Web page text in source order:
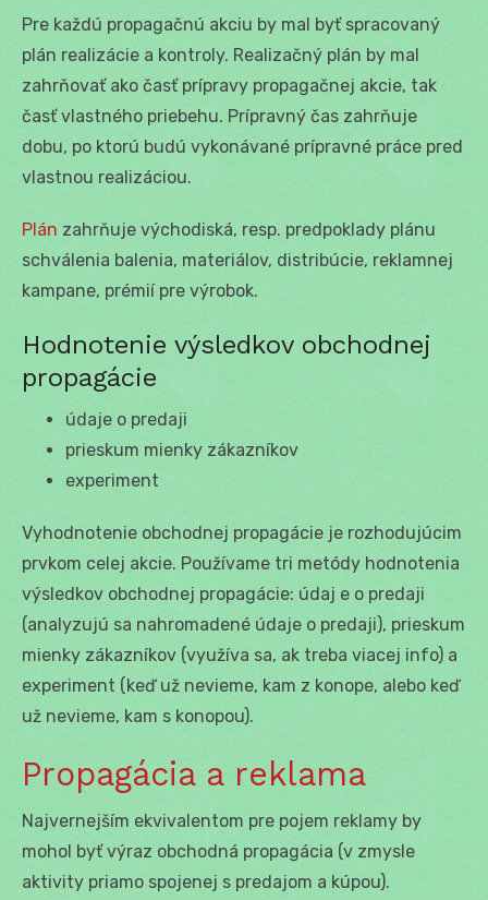
Pre každú propagačnú akciu by mal byť spracovaný
plán realizácie a kontroly. Realizačný plán by mal
zahrňovať ako časť prípravy propagačnej akcie, tak
časť vlastného priebehu. Prípravný čas zahrňuje
dobu, po ktorú budú vykonávané prípravné práce pred
vlastnou realizáciou.
Plán zahrňuje východiská, resp. predpoklady plánu
schválenia balenia, materiálov, distribúcie, reklamnej
kampane, prémií pre výrobok.
Hodnotenie výsledkov obchodnej
propagácie
údaje o predaji
prieskum mienky zákazníkov
experiment
Vyhodnotenie obchodnej propagácie je rozhodujúcim
prvkom celej akcie. Používame tri metódy hodnotenia
výsledkov obchodnej propagácie: údaj e o predaji
(analyzujú sa nahromadené údaje o predaji), prieskum
mienky zákazníkov (využíva sa, ak treba viacej info) a
experiment (keď už nevieme, kam z konope, alebo keď
už nevieme, kam s konopou).
Propagácia a reklama
Najvernejším ekvivalentom pre pojem reklamy by
mohol byť výraz obchodná propagácia (v zmysle
aktivity priamo spojenej s predajom a kúpou).